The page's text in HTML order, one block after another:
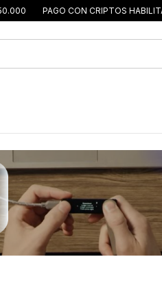
PAGO CON CRIPTOS HABILITADO